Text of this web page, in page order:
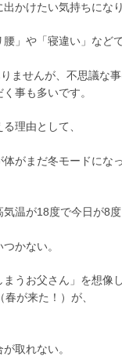
かけたい気持ちにな
」や「寝違い」など
ませんが、不思議な
事も多いです。
理由として、
がまだ冬モードにな
温が18度で今日が8度
かない。
うお父さん」を想像し
が来た！）が、
取れない。